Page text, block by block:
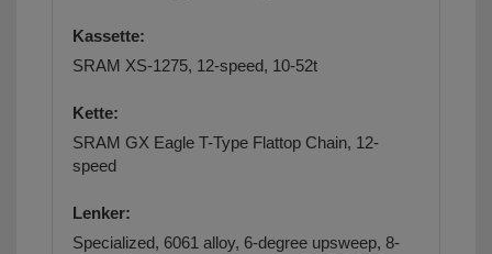
Kassette:
SRAM XS-1275, 12-speed, 10-52t
Kette:
SRAM GX Eagle T-Type Flattop Chain, 12-
speed
Lenker:
Specialized, 6061 alloy, 6-degree upsweep, 8-